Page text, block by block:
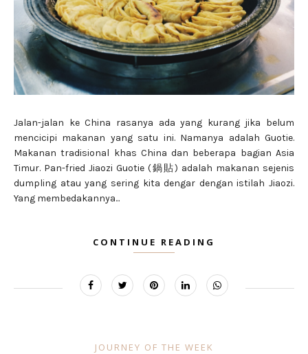
Jalan-jalan ke China rasanya ada yang kurang jika belum
mencicipi makanan yang satu ini. Namanya adalah Guotie.
Makanan tradisional khas China dan beberapa bagian Asia
Timur. Pan-fried Jiaozi Guotie (鍋貼) adalah makanan sejenis
dumpling atau yang sering kita dengar dengan istilah Jiaozi.
Yang membedakannya...
CONTINUE READING
JOURNEY OF THE WEEK